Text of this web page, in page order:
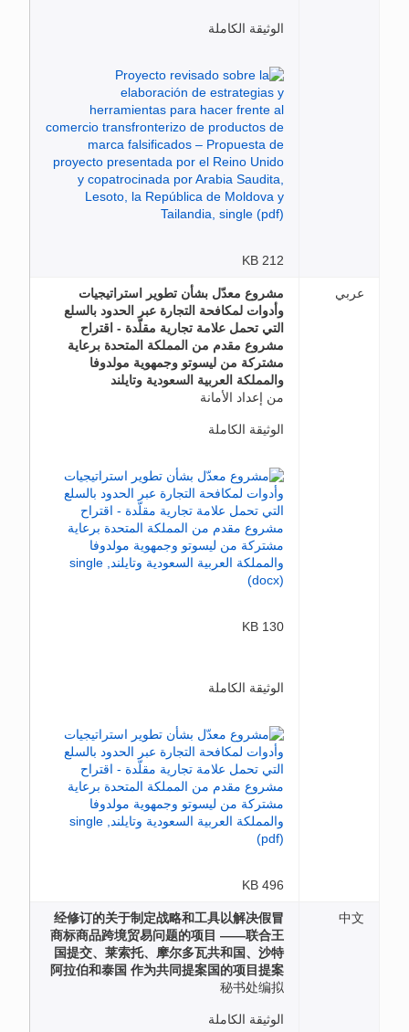
الوثيقة الكاملة
212 KB
عربي
مشروع معدّل بشأن تطوير استراتيجيات
وأدوات لمكافحة التجارة عبر الحدود بالسلع
التي تحمل علامة تجارية مقلّدة - اقتراح
مشروع مقدم من المملكة المتحدة برعاية
مشتركة من ليسوتو وجمهوية مولدوفا
والمملكة العربية السعودية وتايلند
من إعداد الأمانة
الوثيقة الكاملة
130 KB
الوثيقة الكاملة
496 KB
中文
经修订的关于制定战略和工具以解决假冒
商标商品跨境贸易问题的项目 ——联合王
国提交、莱索托、摩尔多瓦共和国、沙特
阿拉伯和泰国 作为共同提案国的项目提案
秘书处编拟
الوثيقة الكاملة